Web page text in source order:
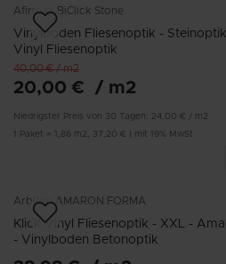
Afirmax BiClick Stone
Vinylboden Fliesenoptik -
Vinyl Fliesenoptik
40,00 €/m2
20,00 € / m2
Niedrigster Preis von 30 Tagen: 24,00 € / m2
Paket = 1,86 m2 37,20 € mit 19% MwSt
Arbiton AMARON FORMA
Klick Vinyl Fliesenoptik - XXL -
- Vinylboden Betonoptik